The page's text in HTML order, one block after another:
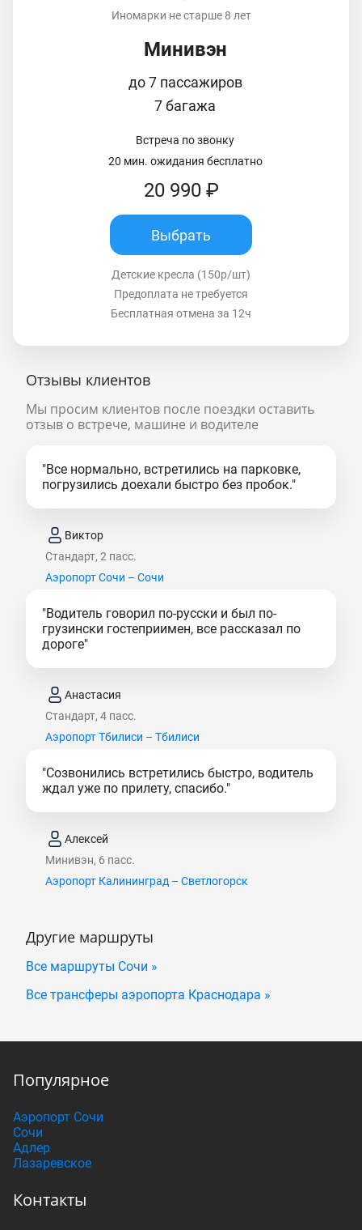
Иномарки не старше 8 лет
Минивэн
до 7 пассажиров
7 багажа
Встреча по звонку
20 мин. ожидания бесплатно
20 990 ₽
Выбрать
Детские кресла (150р/шт)
Предоплата не требуется
Бесплатная отмена за 12ч
Отзывы клиентов
Мы просим клиентов после поездки оставить
отзыв о встрече, машине и водителе
"Все нормально, встретились на парковке,
погрузились доехали быстро без пробок."
Виктор
Стандарт, 2 пасс.
Аэропорт Сочи – Сочи
"Водитель говорил по-русски и был по-
грузински гостеприимен, все рассказал по
дороге"
Анастасия
Стандарт, 4 пасс.
Аэропорт Тбилиси – Тбилиси
"Созвонились встретились быстро, водитель
ждал уже по прилету, спасибо."
Алексей
Минивэн, 6 пасс.
Аэропорт Калининград – Светлогорск
Другие маршруты
Все маршруты Сочи »
Все трансферы аэропорта Краснодара »
Популярное
Аэропорт Сочи
Сочи
Адлер
Лазаревское
Контакты